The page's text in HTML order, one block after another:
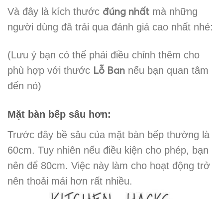
Và đây là kích thước đúng nhất mà những
người dùng đã trải qua đánh giá cao nhất nhé:
(Lưu ý bạn có thể phải điều chỉnh thêm cho
phù hợp với thước Lỗ Ban nếu bạn quan tâm
đến nó)
Mặt bàn bếp sâu hơn:
Trước đây bề sâu của mặt bàn bếp thường là
60cm. Tuy nhiên nếu điều kiện cho phép, bạn
nên để 80cm. Việc này làm cho hoạt động trở
nên thoải mái hơn rất nhiều.